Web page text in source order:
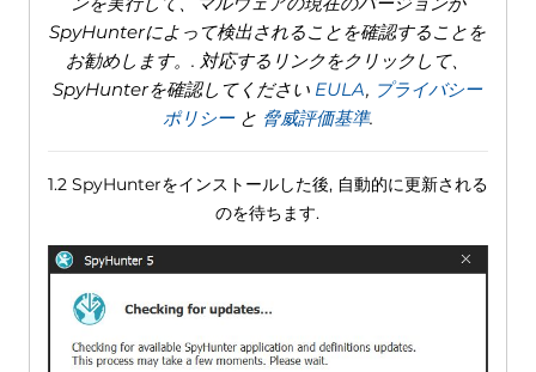
SpyHunterによって検出されることを確認することを
お勧めします。. 対応するリンクをクリックして、
SpyHunterを確認してください EULA, プライバシー
ポリシーと 脅威評価基準.
1.2 SpyHunterをインストールした後, 自動的に更新される
のを待ちます.